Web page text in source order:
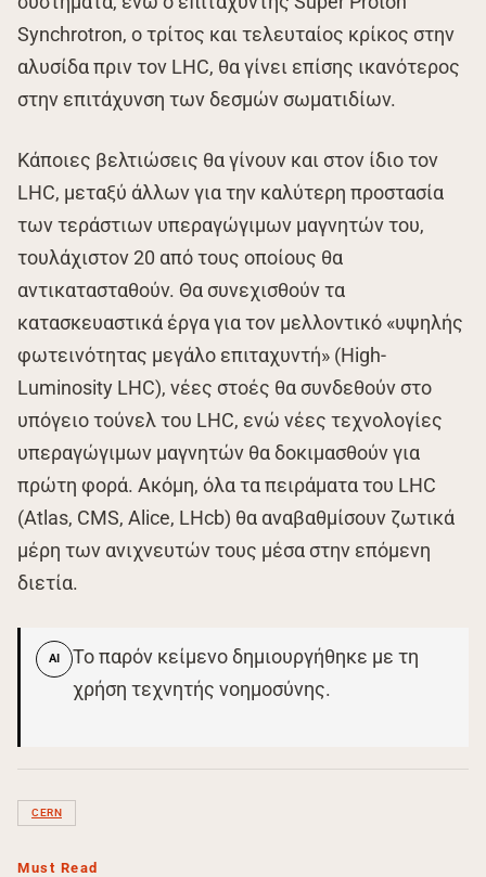
Synchrotron, ο τρίτος και τελευταίος κρίκος στην
αλυσίδα πριν τον LHC, θα γίνει επίσης ικανότερος
στην επιτάχυνση των δεσμών σωματιδίων.
Κάποιες βελτιώσεις θα γίνουν και στον ίδιο τον
LHC, μεταξύ άλλων για την καλύτερη προστασία
των τεράστιων υπεραγώγιμων μαγνητών του,
τουλάχιστον 20 από τους οποίους θα
αντικατασταθούν. Θα συνεχισθούν τα
κατασκευαστικά έργα για τον μελλοντικό «υψηλής
φωτεινότητας μεγάλο επιταχυντή» (High-
Luminosity LHC), νέες στοές θα συνδεθούν στο
υπόγειο τούνελ του LHC, ενώ νέες τεχνολογίες
υπεραγώγιμων μαγνητών θα δοκιμασθούν για
πρώτη φορά. Ακόμη, όλα τα πειράματα του LHC
(Atlas, CMS, Alice, LHcb) θα αναβαθμίσουν ζωτικά
μέρη των ανιχνευτών τους μέσα στην επόμενη
διετία.
AI
Το παρόν κείμενο δημιουργήθηκε με τη
χρήση τεχνητής νοημοσύνης.
CERN
Must Read